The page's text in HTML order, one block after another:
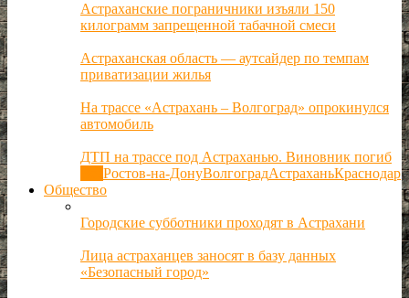
Астраханские пограничники изъяли 150
килограмм запрещенной табачной смеси
Астраханская область — аутсайдер по темпам
приватизации жилья
На трассе «Астрахань – Волгоград» опрокинулся
автомобиль
ДТП на трассе под Астраханью. Виновник погиб
Ростов-на-ДонуВолгоградАстраханьКраснодар
Общество
Городские субботники проходят в Астрахани
Лица астраханцев заносят в базу данных
«Безопасный город»